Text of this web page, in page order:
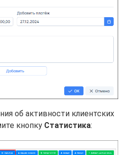
об активности клиентских
кнопку Статистика: